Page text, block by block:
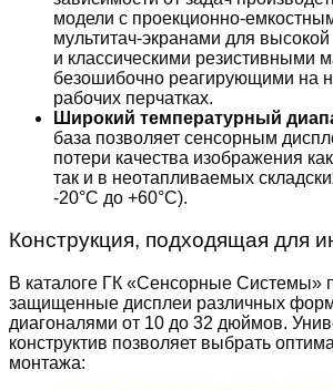
модели с проекционно-
мультитач-экранами для высокой
и классическими резистивными
безошибочно реагирующими на
рабочих перчатках.
Широкий температурный
база позволяет сенсорным
потери качества изображения
так и в неотапливаемых
-20°C до +60°C).
Конструкция, подходящая для
В каталоге ГК «Сенсорные Системы»
защищенные дисплеи различных
диагоналями от 10 до 32 дюймов.
конструктив позволяет выбрать
монтажа: